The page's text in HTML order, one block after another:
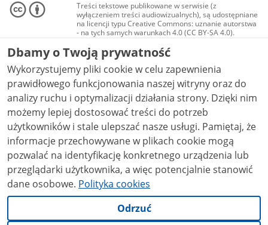
Treści tekstowe publikowane w serwisie (z
wyłączeniem treści audiowizualnych), są udostępniane
na licencji typu Creative Commons: uznanie autorstwa
- na tych samych warunkach 4.0 (CC BY-SA 4.0).
Materiały audiowizualne, w tym zdjęcia, materiały
audio i wideo, są udostępniane na licencji typu
Creative Commons: uznanie autorstwa użycie
niekomercyjne - bez utworów zależnych 4.0 (CC BY-
NC-ND 4.0), o ile nie jest to stwierdzone inaczej.
Dbamy o Twoją prywatność
Wykorzystujemy pliki cookie w celu zapewnienia
prawidłowego funkcjonowania naszej witryny oraz do
analizy ruchu i optymalizacji działania strony. Dzięki nim
możemy lepiej dostosować treści do potrzeb
użytkowników i stale ulepszać nasze usługi. Pamiętaj, że
informacje przechowywane w plikach cookie mogą
pozwalać na identyfikację konkretnego urządzenia lub
przeglądarki użytkownika, a więc potencjalnie stanowić
dane osobowe. Polityka cookies
Odrzuć